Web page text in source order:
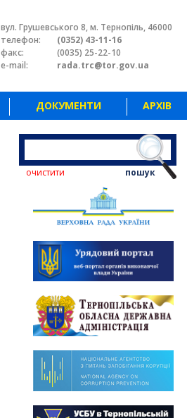
вул. Грушевського 8, м. Тернопіль, 46000
телефон:
(0352) 43-11-16
факс:
(0035) 25-22-10
e-mail:
rada.trc@tor.gov.ua
ДОКУМЕНТИ АРХІВ
пошук
очистити